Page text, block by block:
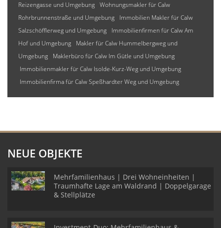
Reizengasse und Umgebung Wohnungsmakler für Calw
Rohrbrunnenstraße und Umgebung
Immobilien Makler für Calw
Salzschöfflerweg und Umgebung
Immobilienfirmen für Calw Am
Hof und Umgebung
Makler für Calw Hummelbergweg und
Umgebung
Maklerbüro für Calw Im Gütle und Umgebung
Immobilienmakler für Calw Isolde-Kurz-Weg und Umgebung
Immobilienfirma für Calw Speßhardter Weg und Umgebung
NEUE OBJEKTE
Mehrfamilienhaus | Drei Wohneinheiten |
Traumhafte Lage am Waldrand | Doppelgarage
& Stellplätze